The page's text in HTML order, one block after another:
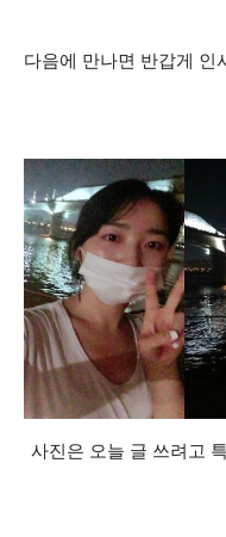
다음에 만나면 반갑게 인
사진은 오늘 글 쓰려고